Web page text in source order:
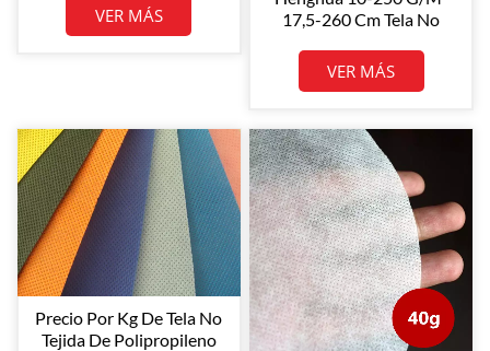
Tela De Polipropileno
VER MÁS
17,5-260 Cm Tela No
Fábrica Tela No Tejida
Spunbond De
VER MÁS
Precio Por Kg De Tela No
Tejida De Polipropileno